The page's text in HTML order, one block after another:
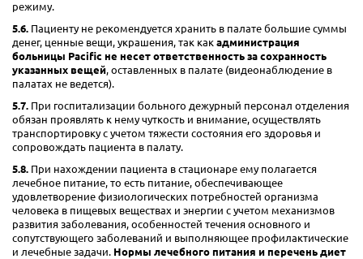
режиму.
5.6. Пациенту не рекомендуется хранить в палате большие суммы
денег, ценные вещи, украшения, так как администрация
больницы Pacific не несет ответственность за сохранность
указанных вещей, оставленных в палате (видеонаблюдение в
палатах не ведется).
5.7. При госпитализации больного дежурный персонал отделения
обязан проявлять к нему чуткость и внимание, осуществлять
транспортировку с учетом тяжести состояния его здоровья и
сопровождать пациента в палату.
5.8. При нахождении пациента в стационаре ему полагается
лечебное питание, то есть питание, обеспечивающее
удовлетворение физиологических потребностей организма
человека в пищевых веществах и энергии с учетом механизмов
развития заболевания, особенностей течения основного и
сопутствующего заболеваний и выполняющее профилактические
и лечебные задачи. Нормы лечебного питания и перечень диет